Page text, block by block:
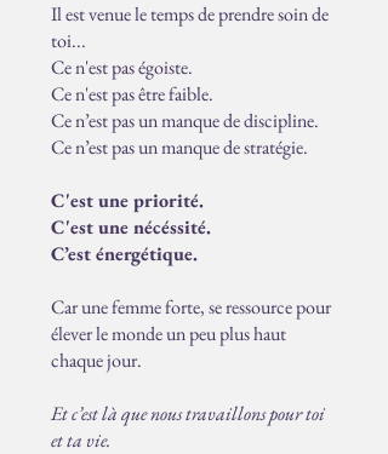
Il est venue le temps de prendre soin de
toi...
Ce n'est pas égoiste.
Ce n'est pas être faible.
Ce n’est pas un manque de discipline.
Ce n’est pas un manque de stratégie.
C'est une priorité.
C'est une nécéssité.
C’est énergétique.
Car une femme forte, se ressource pour
élever le monde un peu plus haut
chaque jour.
Et c’est là que nous travaillons pour toi
et ta vie.